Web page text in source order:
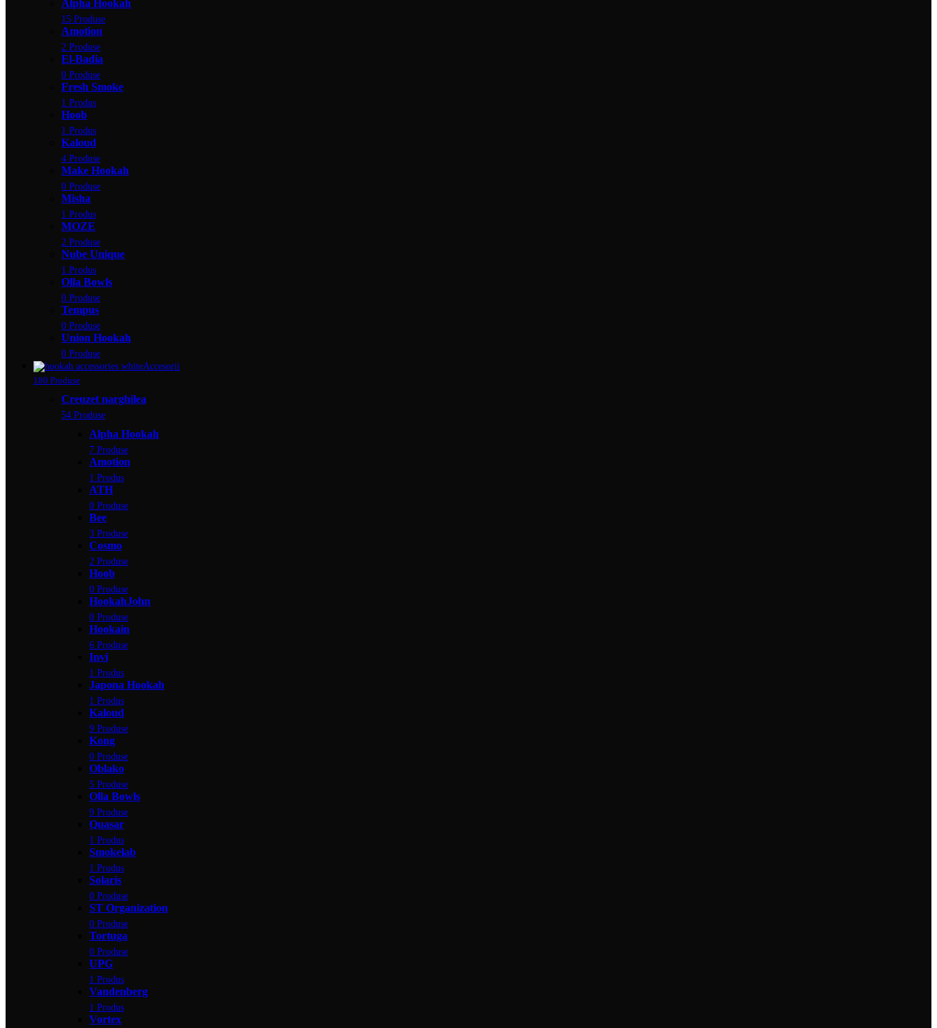
Alpha Hookah
15 Produse
Amotion
2 Produse
El-Badia
0 Produse
Fresh Smoke
1 Produs
Hoob
1 Produs
Kaloud
4 Produse
Make Hookah
0 Produse
Misha
1 Produs
MOZE
2 Produse
Nube Unique
1 Produs
Olla Bowls
0 Produse
Tempus
0 Produse
Union Hookah
0 Produse
Accesorii
180 Produse
Creuzet narghilea
54 Produse
Alpha Hookah
7 Produse
Amotion
1 Produs
ATH
0 Produse
Bee
3 Produse
Cosmo
2 Produse
Hoob
0 Produse
HookahJohn
0 Produse
Hookain
6 Produse
Invi
1 Produs
Japona Hookah
1 Produs
Kaloud
9 Produse
Kong
0 Produse
Oblako
5 Produse
Olla Bowls
9 Produse
Quasar
1 Produs
Smokelab
1 Produs
Solaris
0 Produse
ST Organization
0 Produse
Tortuga
0 Produse
UPG
1 Produs
Vandenberg
1 Produs
Vortex